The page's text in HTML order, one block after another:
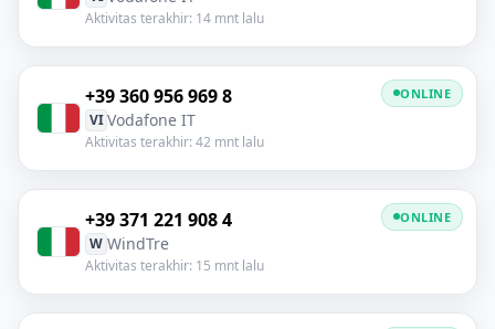
Aktivitas terakhir: 14 mnt lalu
+39 360 956 969 8
VI Vodafone IT
Aktivitas terakhir: 42 mnt lalu
ONLINE
+39 371 221 908 4
W WindTre
Aktivitas terakhir: 15 mnt lalu
ONLINE